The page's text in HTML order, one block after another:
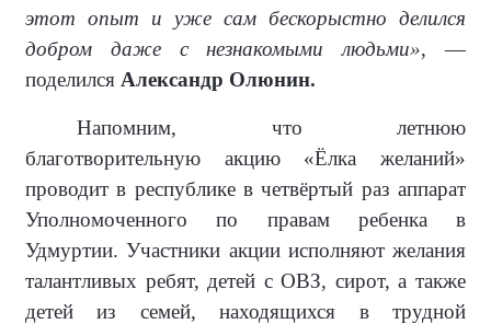
этот опыт и уже сам бескорыстно делился
добром даже с незнакомыми людьми», —
поделился Александр Олюнин.
Напомним, что летнюю
благотворительную акцию «Ёлка желаний»
проводит в республике в четвёртый раз аппарат
Уполномоченного по правам ребенка в
Удмуртии. Участники акции исполняют желания
талантливых ребят, детей с ОВЗ, сирот, а также
детей из семей, находящихся в трудной